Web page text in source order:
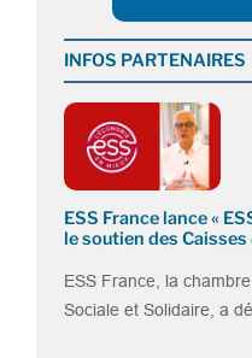
INFOS PARTENAIRES
ESS France lance «
le soutien des Caisses
ESS France, la
Sociale et Solidaire, a